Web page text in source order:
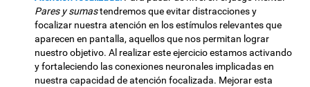
Pares y sumastendremos que evitar distracciones y
focalizar nuestra atención en los estímulos relevantes que
aparecen en pantalla, aquellos que nos permitan lograr
nuestro objetivo. Al realizar este ejercicio estamos activando
y fortaleciendo las conexiones neuronales implicadas en
nuestra capacidad de atención focalizada. Mejorar esta